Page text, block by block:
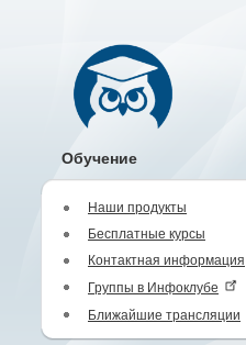
Обучение
Наши продукты
Бесплатные курсы
Контактная информация
Группы в Инфоклубе
Ближайшие трансляции